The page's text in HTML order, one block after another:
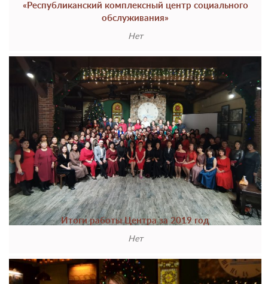
«Республиканский комплексный центр социального
обслуживания»
Нет
Итоги работы Центра за 2019 год
Нет